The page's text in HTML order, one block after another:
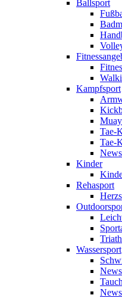
Ballsport
Kampfsport
Tae-
Tae-
Kinder
Rehasport
Wassersport